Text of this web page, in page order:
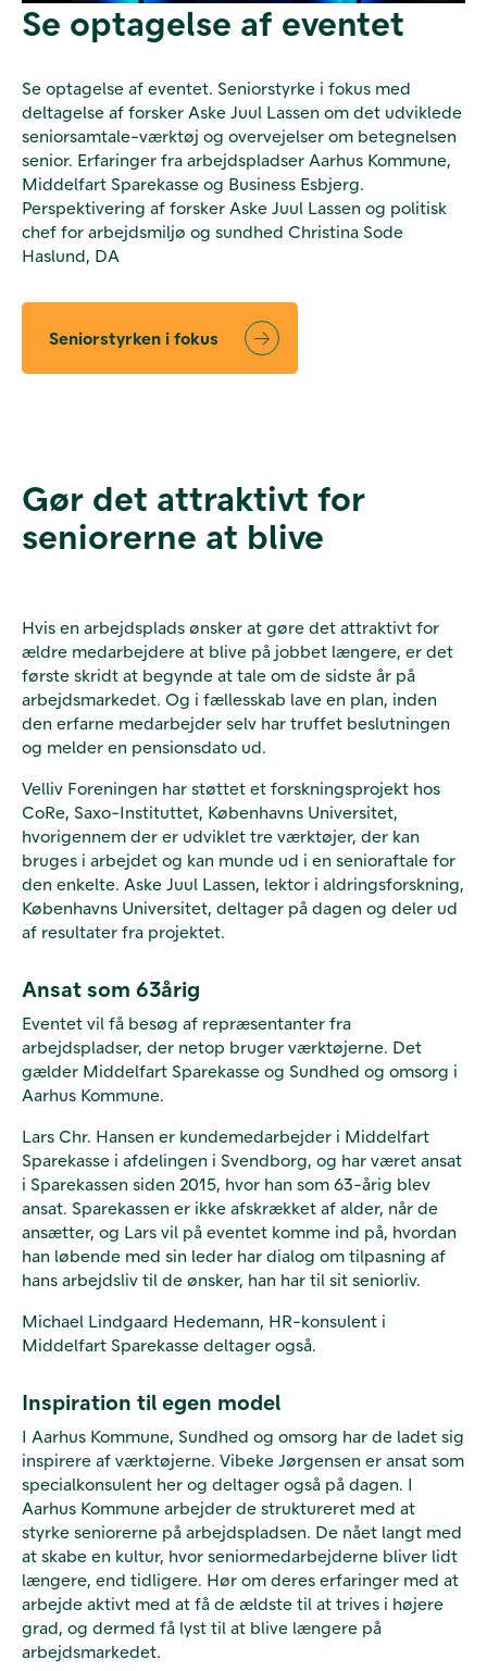
Se optagelse af eventet
Se optagelse af eventet. Seniorstyrke i fokus med
deltagelse af forsker Aske Juul Lassen om det udviklede
seniorsamtale-værktøj og overvejelser om betegnelsen
senior. Erfaringer fra arbejdspladser Aarhus Kommune,
Middelfart Sparekasse og Business Esbjerg.
Perspektivering af forsker Aske Juul Lassen og politisk
chef for arbejdsmiljø og sundhed Christina Sode
Haslund, DA
Seniorstyrken i fokus
Gør det attraktivt for
seniorerne at blive
Hvis en arbejdsplads ønsker at gøre det attraktivt for
ældre medarbejdere at blive på jobbet længere, er det
første skridt at begynde at tale om de sidste år på
arbejdsmarkedet. Og i fællesskab lave en plan, inden
den erfarne medarbejder selv har truffet beslutningen
og melder en pensionsdato ud.
Velliv Foreningen har støttet et forskningsprojekt hos
CoRe, Saxo-Instituttet, Københavns Universitet,
hvorigennem der er udviklet tre værktøjer, der kan
bruges i arbejdet og kan munde ud i en senioraftale for
den enkelte. Aske Juul Lassen, lektor i aldringsforskning,
Københavns Universitet, deltager på dagen og deler ud
af resultater fra projektet.
Ansat som 63årig
Eventet vil få besøg af repræsentanter fra
arbejdspladser, der netop bruger værktøjerne. Det
gælder Middelfart Sparekasse og Sundhed og omsorg i
Aarhus Kommune.
Lars Chr. Hansen er kundemedarbejder i Middelfart
Sparekasse i afdelingen i Svendborg, og har været ansat
i Sparekassen siden 2015, hvor han som 63-årig blev
ansat. Sparekassen er ikke afskrækket af alder, når de
ansætter, og Lars vil på eventet komme ind på, hvordan
han løbende med sin leder har dialog om tilpasning af
hans arbejdsliv til de ønsker, han har til sit seniorliv.
Michael Lindgaard Hedemann, HR-konsulent i
Middelfart Sparekasse deltager også.
Inspiration til egen model
I Aarhus Kommune, Sundhed og omsorg har de ladet sig
inspirere af værktøjerne. Vibeke Jørgensen er ansat som
specialkonsulent her og deltager også på dagen. I
Aarhus Kommune arbejder de struktureret med at
styrke seniorerne på arbejdspladsen. De nået langt med
at skabe en kultur, hvor seniormedarbejderne bliver lidt
længere, end tidligere. Hør om deres erfaringer med at
arbejde aktivt med at få de ældste til at trives i højere
grad, og dermed få lyst til at blive længere på
arbejdsmarkedet.